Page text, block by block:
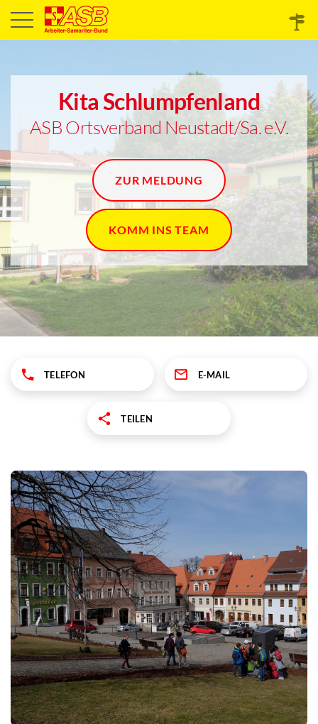
Kita Schlumpfenland
ASB Ortsverband Neustadt/Sa. e.V.
ZUR MELDUNG
KOMM INS TEAM
TELEFON E-MAIL
TEILEN